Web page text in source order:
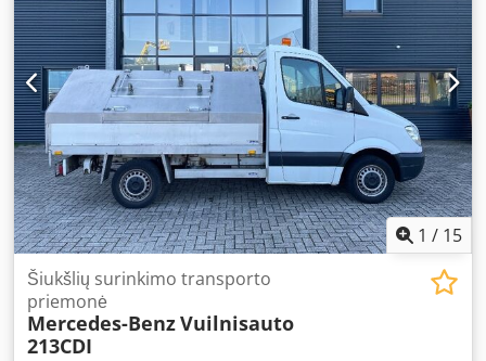
1 / 15
Šiukšlių surinkimo transporto
priemonė
Mercedes-BenzVuilnisauto
213CDI